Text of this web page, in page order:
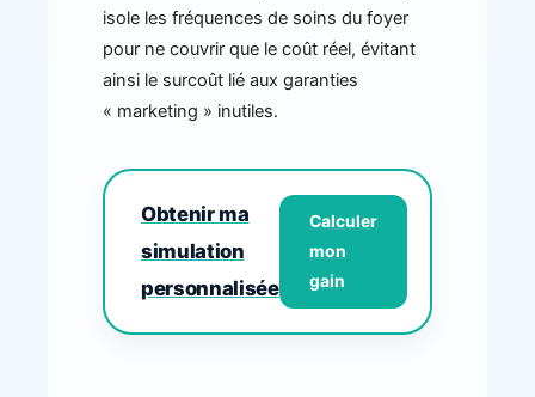
isole les fréquences de soins du foyer
pour ne couvrir que le coût réel, évitant
ainsi le surcoût lié aux garanties
« marketing » inutiles.
Obtenir ma
simulation
personnalisée
Calculer
mon
gain